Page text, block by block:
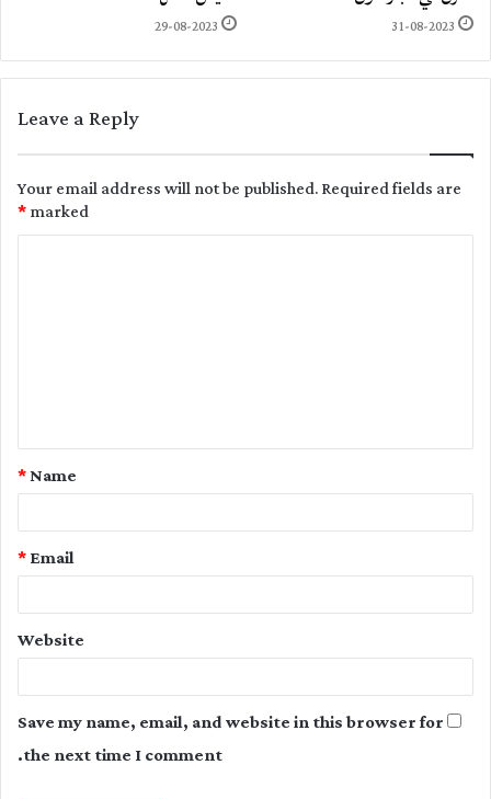
31-08-2023
29-08-2023
Leave a Reply
Your email address will not be published.Required fields are
marked
*
t
Name
*
Email
*
Website
Save my name, email, and website in this browser for
the next time I comment.